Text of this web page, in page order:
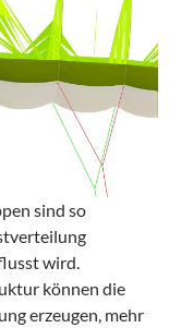
sind so
wird.
können die
erzeugen, mehr